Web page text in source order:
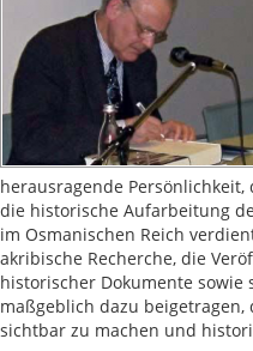
herausragende
die historische Aufarbeitung
im Osmanischen Reich
akribische Recherche, die
historischer Dokumente
maßgeblich dazu beigetragen,
sichtbar zu machen und